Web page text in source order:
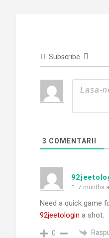
Subscribe
3 COMENTARII
7 months
Need a quick game
92jeetologin a shot.
0